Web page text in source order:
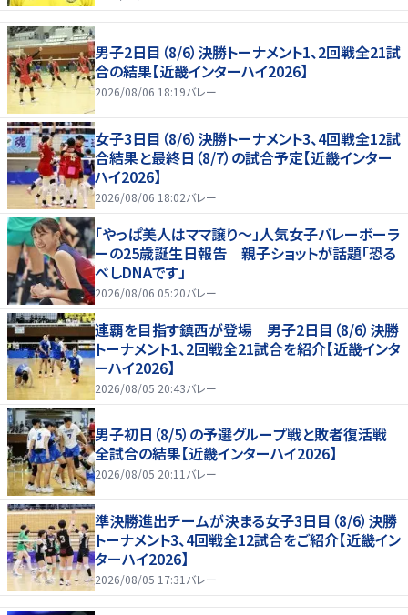
男子2日目（8/6）決勝トーナメント1、2回戦全21試
合の結果【近畿インターハイ2026】
2026/08/06 18:19バレー
女子3日目（8/6）決勝トーナメント3、4回戦全12試
合結果と最終日（8/7）の試合予定【近畿インター
ハイ2026】
2026/08/06 18:02バレー
「やっぱ美人はママ譲り～」人気女子バレーボーラ
ーの25歳誕生日報告 親子ショットが話題「恐る
べしDNAです」
2026/08/06 05:20バレー
連覇を目指す鎮西が登場 男子2日目（8/6）決勝
トーナメント1、2回戦全21試合を紹介【近畿インタ
ーハイ2026】
2026/08/05 20:43バレー
男子初日（8/5）の予選グループ戦と敗者復活戦
全試合の結果【近畿インターハイ2026】
2026/08/05 20:11 バレー
準決勝進出チームが決まる女子3日目（8/6）決勝
トーナメント3、4回戦全12試合をご紹介【近畿イン
ターハイ2026】
2026/08/05 17:31 バレー